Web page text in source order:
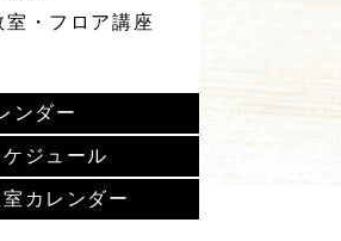
室・フロア講座
ンダー
ジュール
カレンダー